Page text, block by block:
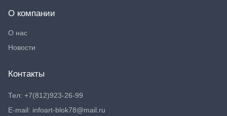
О компании
О нас
Новости
Контакты
Тел: +7(812)923-26-99
E-mail: infoart-blok78@mail.ru